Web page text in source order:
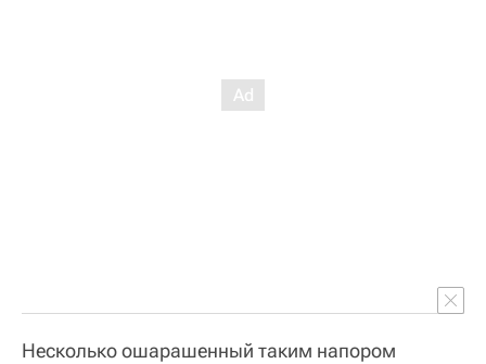
Несколько ошарашенный таким напором